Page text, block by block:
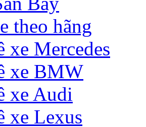
theo hãng
xe Mercedes
xe BMW
xe Audi
xe Lexus